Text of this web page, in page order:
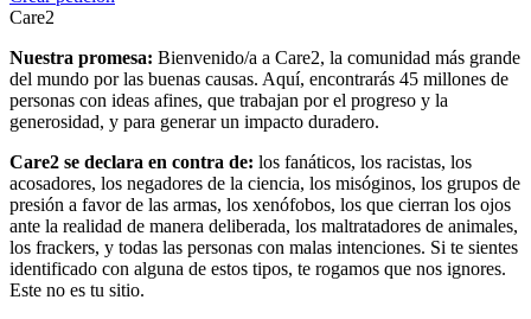
Care2
Nuestra promesa: Bienvenido/a a Care2, la comunidad más grande
del mundo por las buenas causas. Aquí, encontrarás 45 millones de
personas con ideas afines, que trabajan por el progreso y la
generosidad, y para generar un impacto duradero.
Care2 se declara en contra de: los fanáticos, los racistas, los
acosadores, los negadores de la ciencia, los misóginos, los grupos de
presión a favor de las armas, los xenófobos, los que cierran los ojos
ante la realidad de manera deliberada, los maltratadores de animales,
los frackers, y todas las personas con malas intenciones. Si te sientes
identificado con alguna de estos tipos, te rogamos que nos ignores.
Este no es tu sitio.